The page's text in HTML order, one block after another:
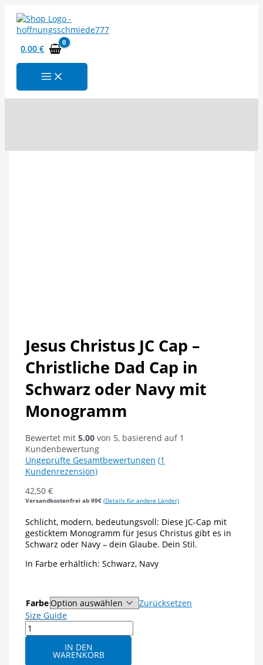
Inhalt
springen
0,00€
Jesus Christus JC Cap –
Christliche Dad Cap in
Schwarz oder Navy mit
Monogramm
Bewertet mit 5.00von 5, basierend auf 1
Kundenbewertung
Ungeprüfte Gesamtbewertungen (1
Kundenrezension)
42,50 €
Versandkostenfrei ab 99€ (Details für andere Länder)
Schlicht, modern, bedeutungsvoll: Diese JC-Cap mit
gesticktem Monogramm für Jesus Christus gibt es in
Schwarz oder Navy – dein Glaube. Dein Stil.
In Farbe erhältlich: Schwarz, Navy
Farbe
Zurücksetzen
Size Guide
Jesus
Christus
IN DEN
WARENKORB